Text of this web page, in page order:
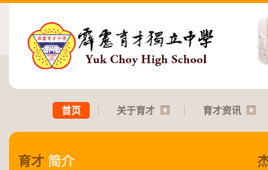
首页 关于育才 育才资讯
育才 简介